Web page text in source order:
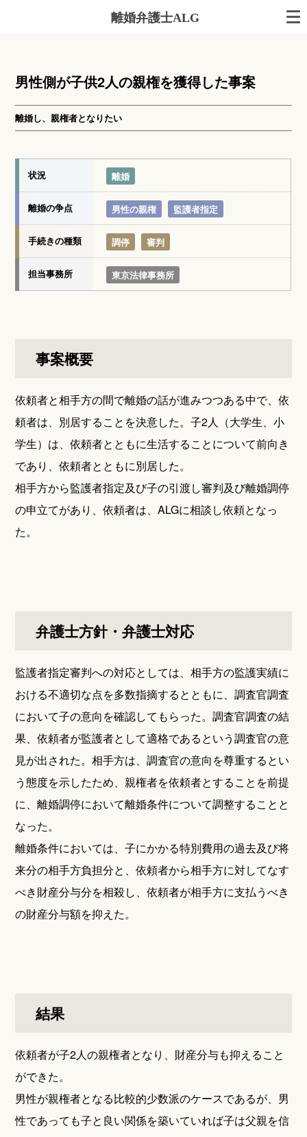
離婚弁護士ALG
男性側が子供2人の親権を獲得した事案
離婚し、親権者となりたい
状況 離婚
離婚の争点 男性の親権 監護者指定
手続きの種類 調停 審判
担当事務所 東京法律事務所
事案概要
依頼者と相手方の間で離婚の話が進みつつある中で、依
頼者は、別居することを決意した。子2人（大学生、小
学生）は、依頼者とともに生活することについて前向き
であり、依頼者とともに別居した。
相手方から監護者指定及び子の引渡し審判及び離婚調停
の申立てがあり、依頼者は、ALGに相談し依頼となっ
た。
弁護士方針・弁護士対応
監護者指定審判への対応としては、相手方の監護実績に
おける不適切な点を多数指摘するとともに、調査官調査
において子の意向を確認してもらった。調査官調査の結
果、依頼者が監護者として適格であるという調査官の意
見が出された。相手方は、調査官の意向を尊重するとい
う態度を示したため、親権者を依頼者とすることを前提
に、離婚調停において離婚条件について調整することと
なった。
離婚条件においては、子にかかる特別費用の過去及び将
来分の相手方負担分と、依頼者から相手方に対してなす
べき財産分与分を相殺し、依頼者が相手方に支払うべき
の財産分与額を抑えた。
結果
依頼者が子2人の親権者となり、財産分与も抑えること
ができた。
男性が親権者となる比較的少数派のケースであるが、男
性であっても子と良い関係を築いていれば子は父親を信